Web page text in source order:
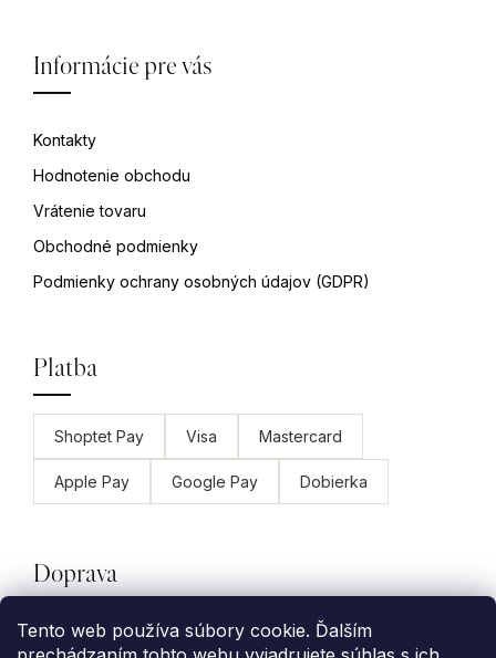
Tento web používa súbory cookie. Ďalším
Informácie pre vás
Kontakty
Hodnotenie obchodu
Vrátenie tovaru
Obchodné podmienky
Podmienky ochrany osobných údajov (GDPR)
Platba
Shoptet Pay Visa Mastercard
Apple Pay Google Pay Dobierka
Doprava
GLS Packeta Slovenská pošta